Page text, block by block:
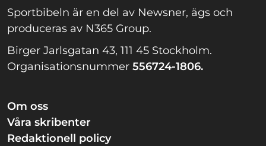
Sportbibeln är en del av Newsner, ägs och
produceras av N365 Group.
Birger Jarlsgatan 43, 111 45 Stockholm.
Organisationsnummer 556724-1806.
Om oss
Våra skribenter
Redaktionell policy